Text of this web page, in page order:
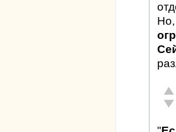
Но,